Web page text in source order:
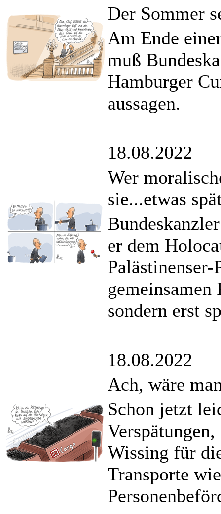
Der Sommer
Am Ende
muß
Hamburger
aussagen.
18.08.2022
Wer
sie...etwas
er dem
sondern erst
18.08.2022
Ach, wäre
Schon jetzt
Wissing für
Transporte